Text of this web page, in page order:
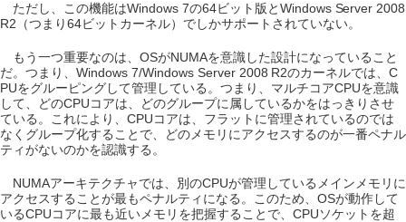
ただし、この機能はWindows 7の64ビット版とWindows Server 2008
R2（つまり64ビットカーネル）でしかサポートされていない。
もう一つ重要なのは、OSがNUMAを意識した設計になっていること
だ。つまり、Windows 7/Windows Server 2008 R2のカーネルでは、C
PUをグルーピングして管理している。つまり、マルチコアCPUを意識
して、どのCPUコアは、どのグループに属しているかをはっきりさせ
ている。これにより、CPUコアは、フラットに管理されているのでは
なくグループ化することで、どのメモリにアクセスするのが一番ペナル
ティがないのかを認識する。
NUMAアーキテクチャでは、別のCPUが管理しているメインメモリに
アクセスすることが最もペナルティになる。このため、OSが動作して
いるCPUコアに最も近いメモリを把握することで、CPUソケットを超